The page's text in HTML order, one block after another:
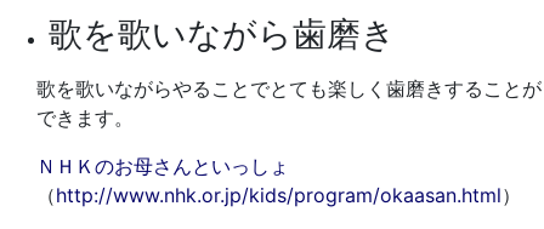
歌を歌いながら歯磨き
歌を歌いながらやることでとても楽しく歯磨きすることが
できます。
ＮＨＫのお母さんといっしょ
（http://www.nhk.or.jp/kids/program/okaasan.html）